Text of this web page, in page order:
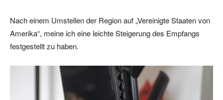
Nach einem Umstellen der Region auf „Vereinigte Staaten von
Amerika“, meine ich eine leichte Steigerung des Empfangs
festgestellt zu haben.